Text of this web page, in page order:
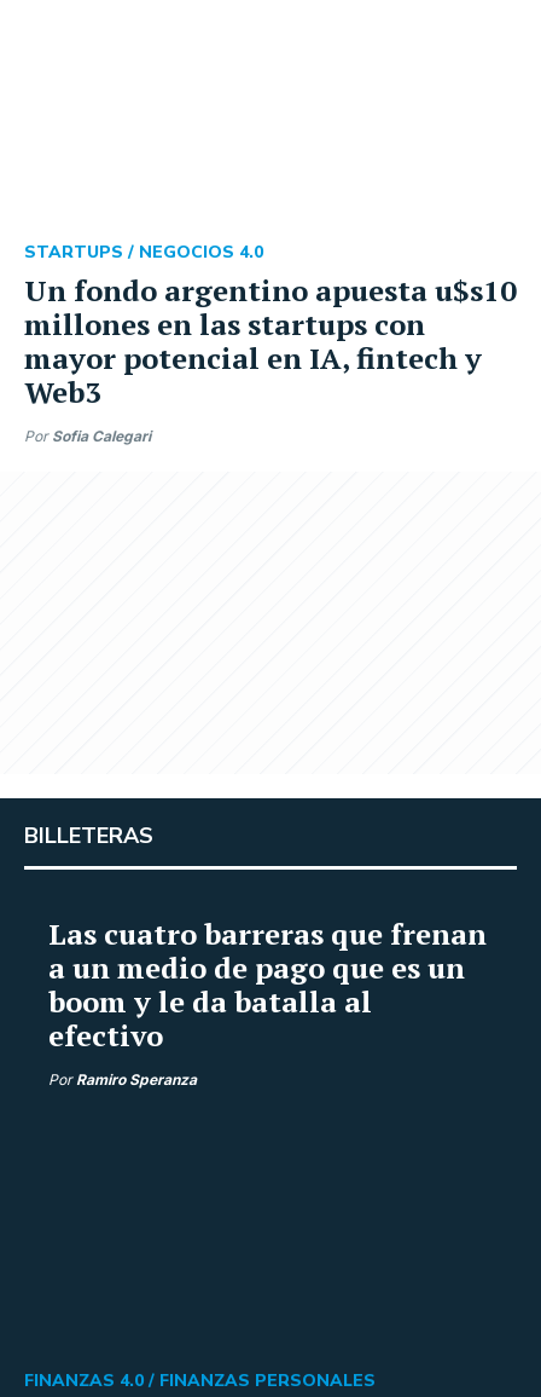
Un fondo argentino apuesta u$s10
millones en las startups con
mayor potencial en IA, fintech y
Web3
STARTUPS / NEGOCIOS 4.0
Por Sofia Calegari
BILLETERAS
Las cuatro barreras que frenan
a un medio de pago que es un
boom y le da batalla al
efectivo
Por Ramiro Speranza
FINANZAS 4.0 / FINANZAS PERSONALES